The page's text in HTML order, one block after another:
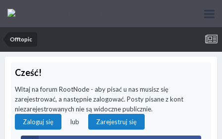
Offtopic
Cześć!
Witaj na forum RootNode - aby pisać u nas musisz się
zarejestrować, a następnie zalogować. Posty pisane z kont
niezarejestrowanych nie są widoczne publicznie.
Zaloguj się
lub Zarejestruj się